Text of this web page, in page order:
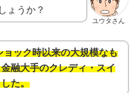
ユウタさん
ょうか？
ョック時以来の大規模なも
融大手のクレディ・スイ
た。